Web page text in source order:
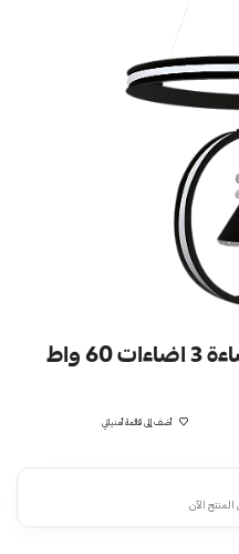
واط
أضف إلى قائمة أمنياتي
الآن